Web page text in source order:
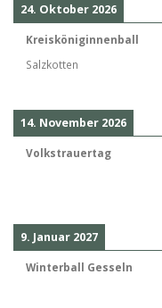
24. Oktober 2026
Kreisköniginnenball
Salzkotten
14. November 2026
Volkstrauertag
9. Januar 2027
Winterball Gesseln